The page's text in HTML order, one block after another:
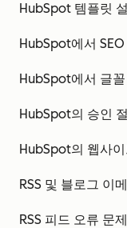
HubSpot 템플릿
HubSpot에서
HubSpot에서 글
HubSpot의 승인
HubSpot의 웹사
RSS 및 블로그 이
RSS 피드 오류 문